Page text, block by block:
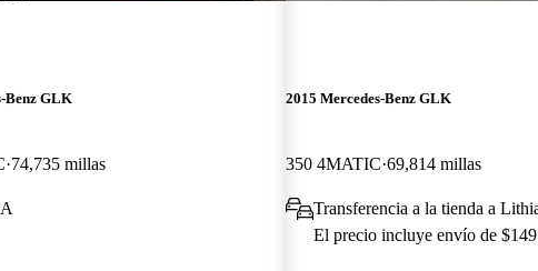
Benz GLK
74,735 millas
2015 Mercedes-Benz GLK
350 4MATIC 69,814 millas
Transferencia a la tienda a
El precio incluye envío de $149